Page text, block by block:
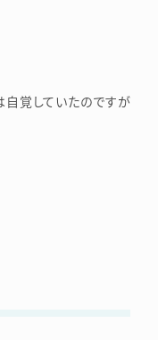
自覚していたのですが